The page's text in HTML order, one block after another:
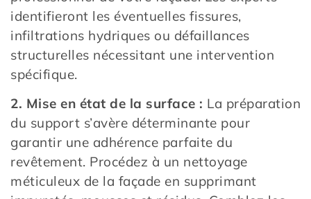
identifieront les éventuelles fissures,
infiltrations hydriques ou défaillances
structurelles nécessitant une intervention
spécifique.
2. Mise en état de la surface : La préparation
du support s’avère déterminante pour
garantir une adhérence parfaite du
revêtement. Procédez à un nettoyage
méticuleux de la façade en supprimant